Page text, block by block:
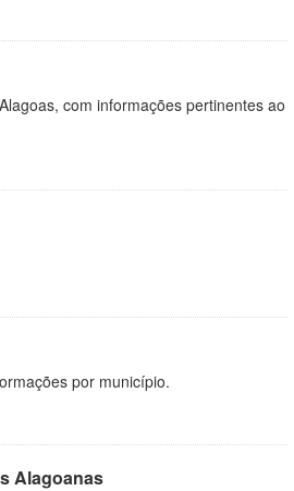
com informações pertinentes ao
por município.
Alagoanas